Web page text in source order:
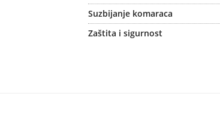
Suzbijanje komaraca
Zaštita i sigurnost